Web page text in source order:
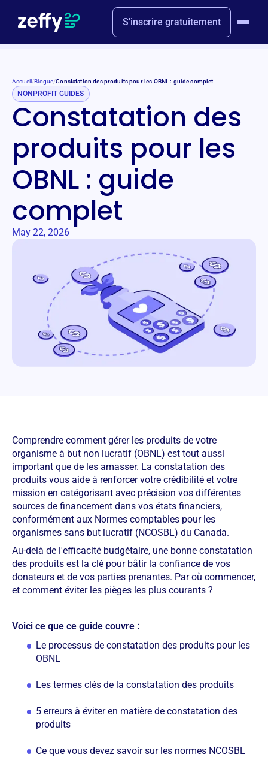
S'inscrire gratuitement
Accueil /Blogue/Constatation des produits pour les OBNL : guide complet
NONPROFIT GUIDES
Constatation des
produits pour les
OBNL : guide
complet
May 22, 2026
Comprendre comment gérer les produits de votre
organisme à but non lucratif (OBNL) est tout aussi
important que de les amasser. La constatation des
produits vous aide à renforcer votre crédibilité et votre
mission en catégorisant avec précision vos différentes
sources de financement dans vos états financiers,
conformément aux Normes comptables pour les
organismes sans but lucratif (NCOSBL) du Canada.
Au-delà de l'efficacité budgétaire, une bonne constatation
des produits est la clé pour bâtir la confiance de vos
donateurs et de vos parties prenantes. Par où commencer,
et comment éviter les pièges les plus courants ?
Voici ce que ce guide couvre :
Le processus de constatation des produits pour les
OBNL
Les termes clés de la constatation des produits
5 erreurs à éviter en matière de constatation des
produits
Ce que vous devez savoir sur les normes NCOSBL